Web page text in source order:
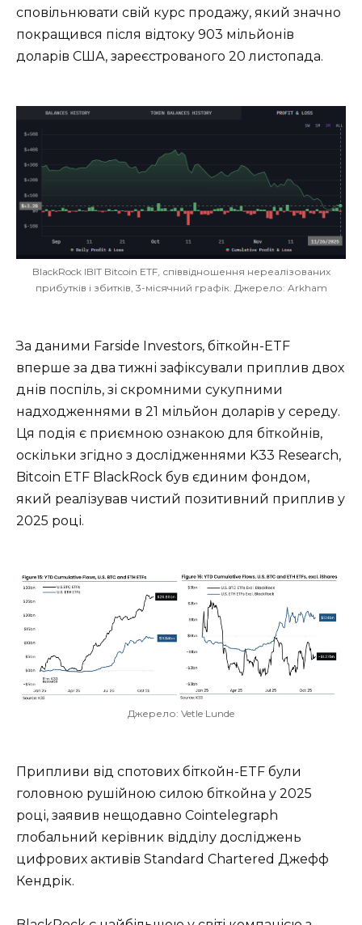
сповільнювати свій курс продажу, який значно
покращився після відтоку 903 мільйонів
доларів США, зареєстрованого 20 листопада.
BlackRock IBIT Bitcoin ETF, співвідношення нереалізованих
прибутків і збитків, 3-місячний графік. Джерело: Arkham
За даними Farside Investors, біткойн-ETF
вперше за два тижні зафіксували приплив двох
днів поспіль, зі скромними сукупними
надходженнями в 21 мільйон доларів у середу.
Ця подія є приємною ознакою для біткойнів,
оскільки згідно з дослідженнями K33 Research,
Bitcoin ETF BlackRock був єдиним фондом,
який реалізував чистий позитивний приплив у
2025 році.
Джерело: Vetle Lunde
Припливи від спотових біткойн-ETF були
головною рушійною силою біткойна у 2025
році, заявив нещодавно Cointelegraph
глобальний керівник відділу досліджень
цифрових активів Standard Chartered Джефф
Кендрік.